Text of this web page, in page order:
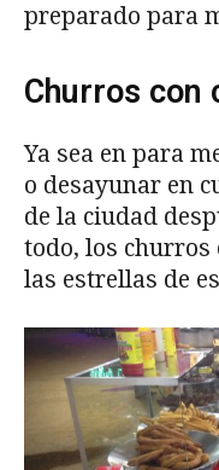
preparado para
Churros con
Ya sea en para
o desayunar en
de la ciudad
todo, los churros
las estrellas de